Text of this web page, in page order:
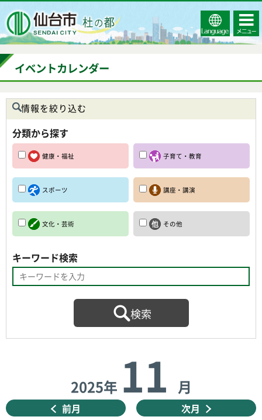
Select
Language
コンテ
ンツメ
ニュー
イベントカレンダー
情報を絞り込む
分類から探す
健康・福祉 子育て・教育
スポーツ 講座・講演
文化・芸術 その他
キーワード検索
2025年 11 月
前月 次月